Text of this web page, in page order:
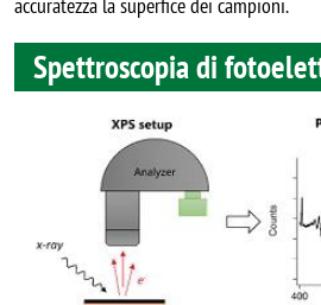
Spettroscopia di